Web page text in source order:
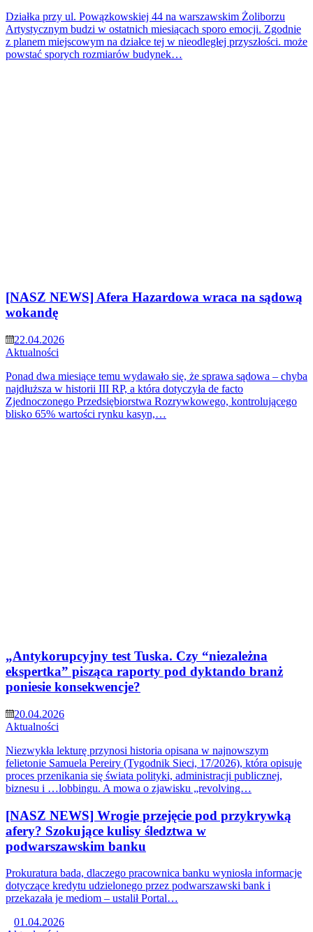
Działka przy ul. Powązkowskiej 44 na warszawskim Żoliborzu
Artystycznym budzi w ostatnich miesiącach sporo emocji. Zgodnie
z planem miejscowym na działce tej w nieodległej przyszłości. może
powstać sporych rozmiarów budynek…
[NASZ NEWS] Afera Hazardowa wraca na sądową
wokandę
22.04.2026
Aktualności
Ponad dwa miesiące temu wydawało się, że sprawa sądowa – chyba
najdłuższa w historii III RP, a która dotyczyła de facto
Zjednoczonego Przedsiębiorstwa Rozrywkowego, kontrolującego
blisko 65% wartości rynku kasyn,…
„Antykorupcyjny test Tuska. Czy “niezależna
ekspertka” pisząca raporty pod dyktando branż
poniesie konsekwencje?
20.04.2026
Aktualności
Niezwykła lekturę przynosi historia opisana w najnowszym
felietonie Samuela Pereiry (Tygodnik Sieci, 17/2026), która opisuje
proces przenikania się świata polityki, administracji publicznej,
biznesu i …lobbingu. A mowa o zjawisku „revolving…
[NASZ NEWS] Wrogie przejęcie pod przykrywką
afery? Szokujące kulisy śledztwa w
podwarszawskim banku
Prokuratura bada, dlaczego pracownica banku wyniosła informacje
dotyczące kredytu udzielonego przez podwarszawski bank i
przekazała je mediom – ustalił Portal…
01.04.2026